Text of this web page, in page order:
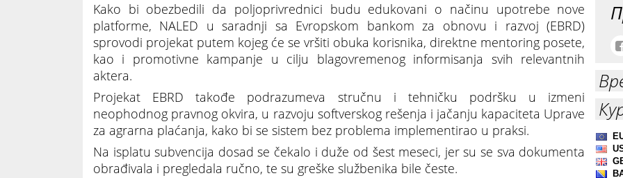
Kako bi obezbedili da poljoprivrednici budu edukovani o načinu upotrebe nove
platforme, NALED u saradnji sa Evropskom bankom za obnovu i razvoj (EBRD)
sprovodi projekat putem kojeg će se vršiti obuka korisnika, direktne mentoring posete,
kao i promotivne kampanje u cilju blagovremenog informisanja svih relevantnih
aktera.
Projekat EBRD takođe podrazumeva stručnu i tehničku podršku u izmeni
neophodnog pravnog okvira, u razvoju softverskog rešenja i jačanju kapaciteta Uprave
za agrarna plaćanja, kako bi se sistem bez problema implementirao u praksi.
Na isplatu subvencija dosad se čekalo i duže od šest meseci, jer su se sva dokumenta
obrađivala i pregledala ručno, te su greške službenika bile česte.